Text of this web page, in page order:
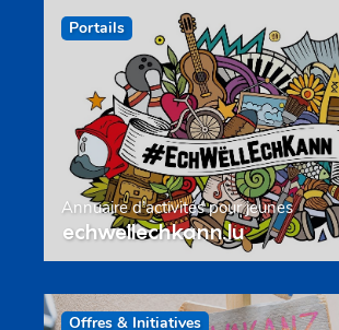
Portails
Annuaire d’activités pour jeunes
echwellechkann.lu
Offres & Initiatives